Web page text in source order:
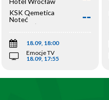
KSK Qemetica
Noteć
Inowrocław
--
18.09, 18:00
Emocje TV
18.09, 17:55